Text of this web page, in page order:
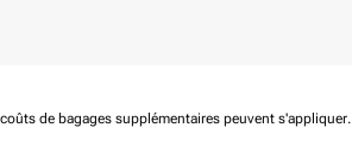
de bagages supplémentaires peuvent s'appliquer.